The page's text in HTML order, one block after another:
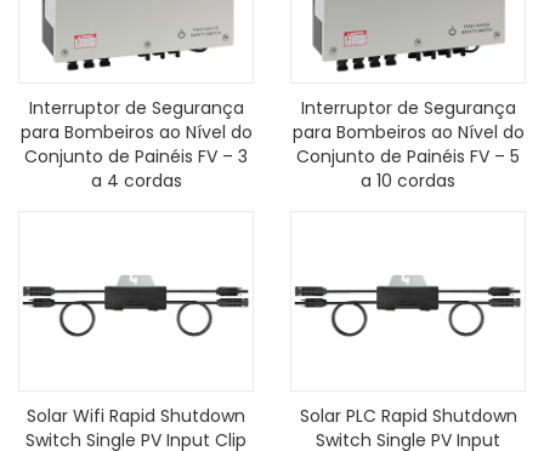
Interruptor de Segurança
para Bombeiros ao Nível do
Conjunto de Painéis FV – 3
a 4 cordas
Interruptor de Segurança
para Bombeiros ao Nível do
Conjunto de Painéis FV – 5
a 10 cordas
Solar Wifi Rapid Shutdown
Switch Single PV Input Clip
Solar PLC Rapid Shutdown
Switch Single PV Input